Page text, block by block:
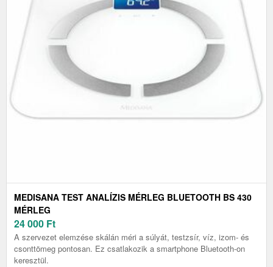
MEDISANA TEST ANALÍZIS MÉRLEG BLUETOOTH BS 430
MÉRLEG
24 000 Ft
A szervezet elemzése skálán méri a súlyát, testzsír, víz, izom- és
csonttömeg pontosan. Ez csatlakozik a smartphone Bluetooth-on
keresztül.